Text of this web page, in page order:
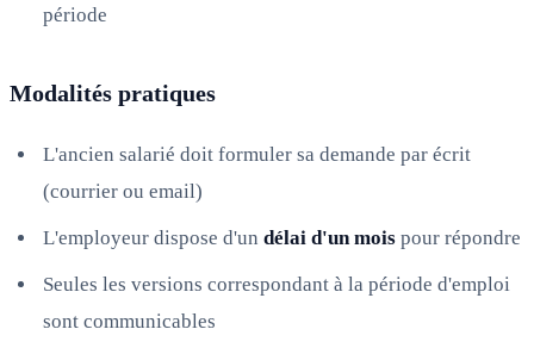
période
Modalités pratiques
L'ancien salarié doit formuler sa demande par écrit
(courrier ou email)
L'employeur dispose d'un délai d'un mois pour répondre
Seules les versions correspondant à la période d'emploi
sont communicables